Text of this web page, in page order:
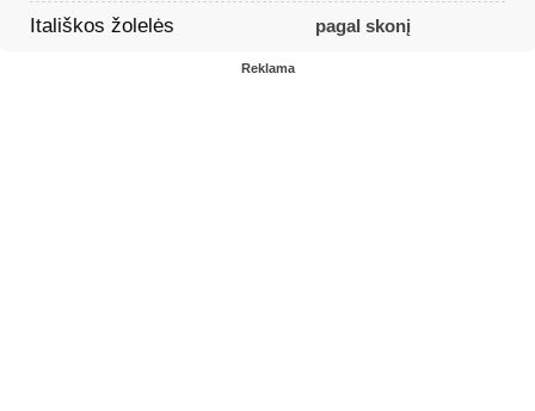
Itališkos žolelės pagal skonį
Reklama